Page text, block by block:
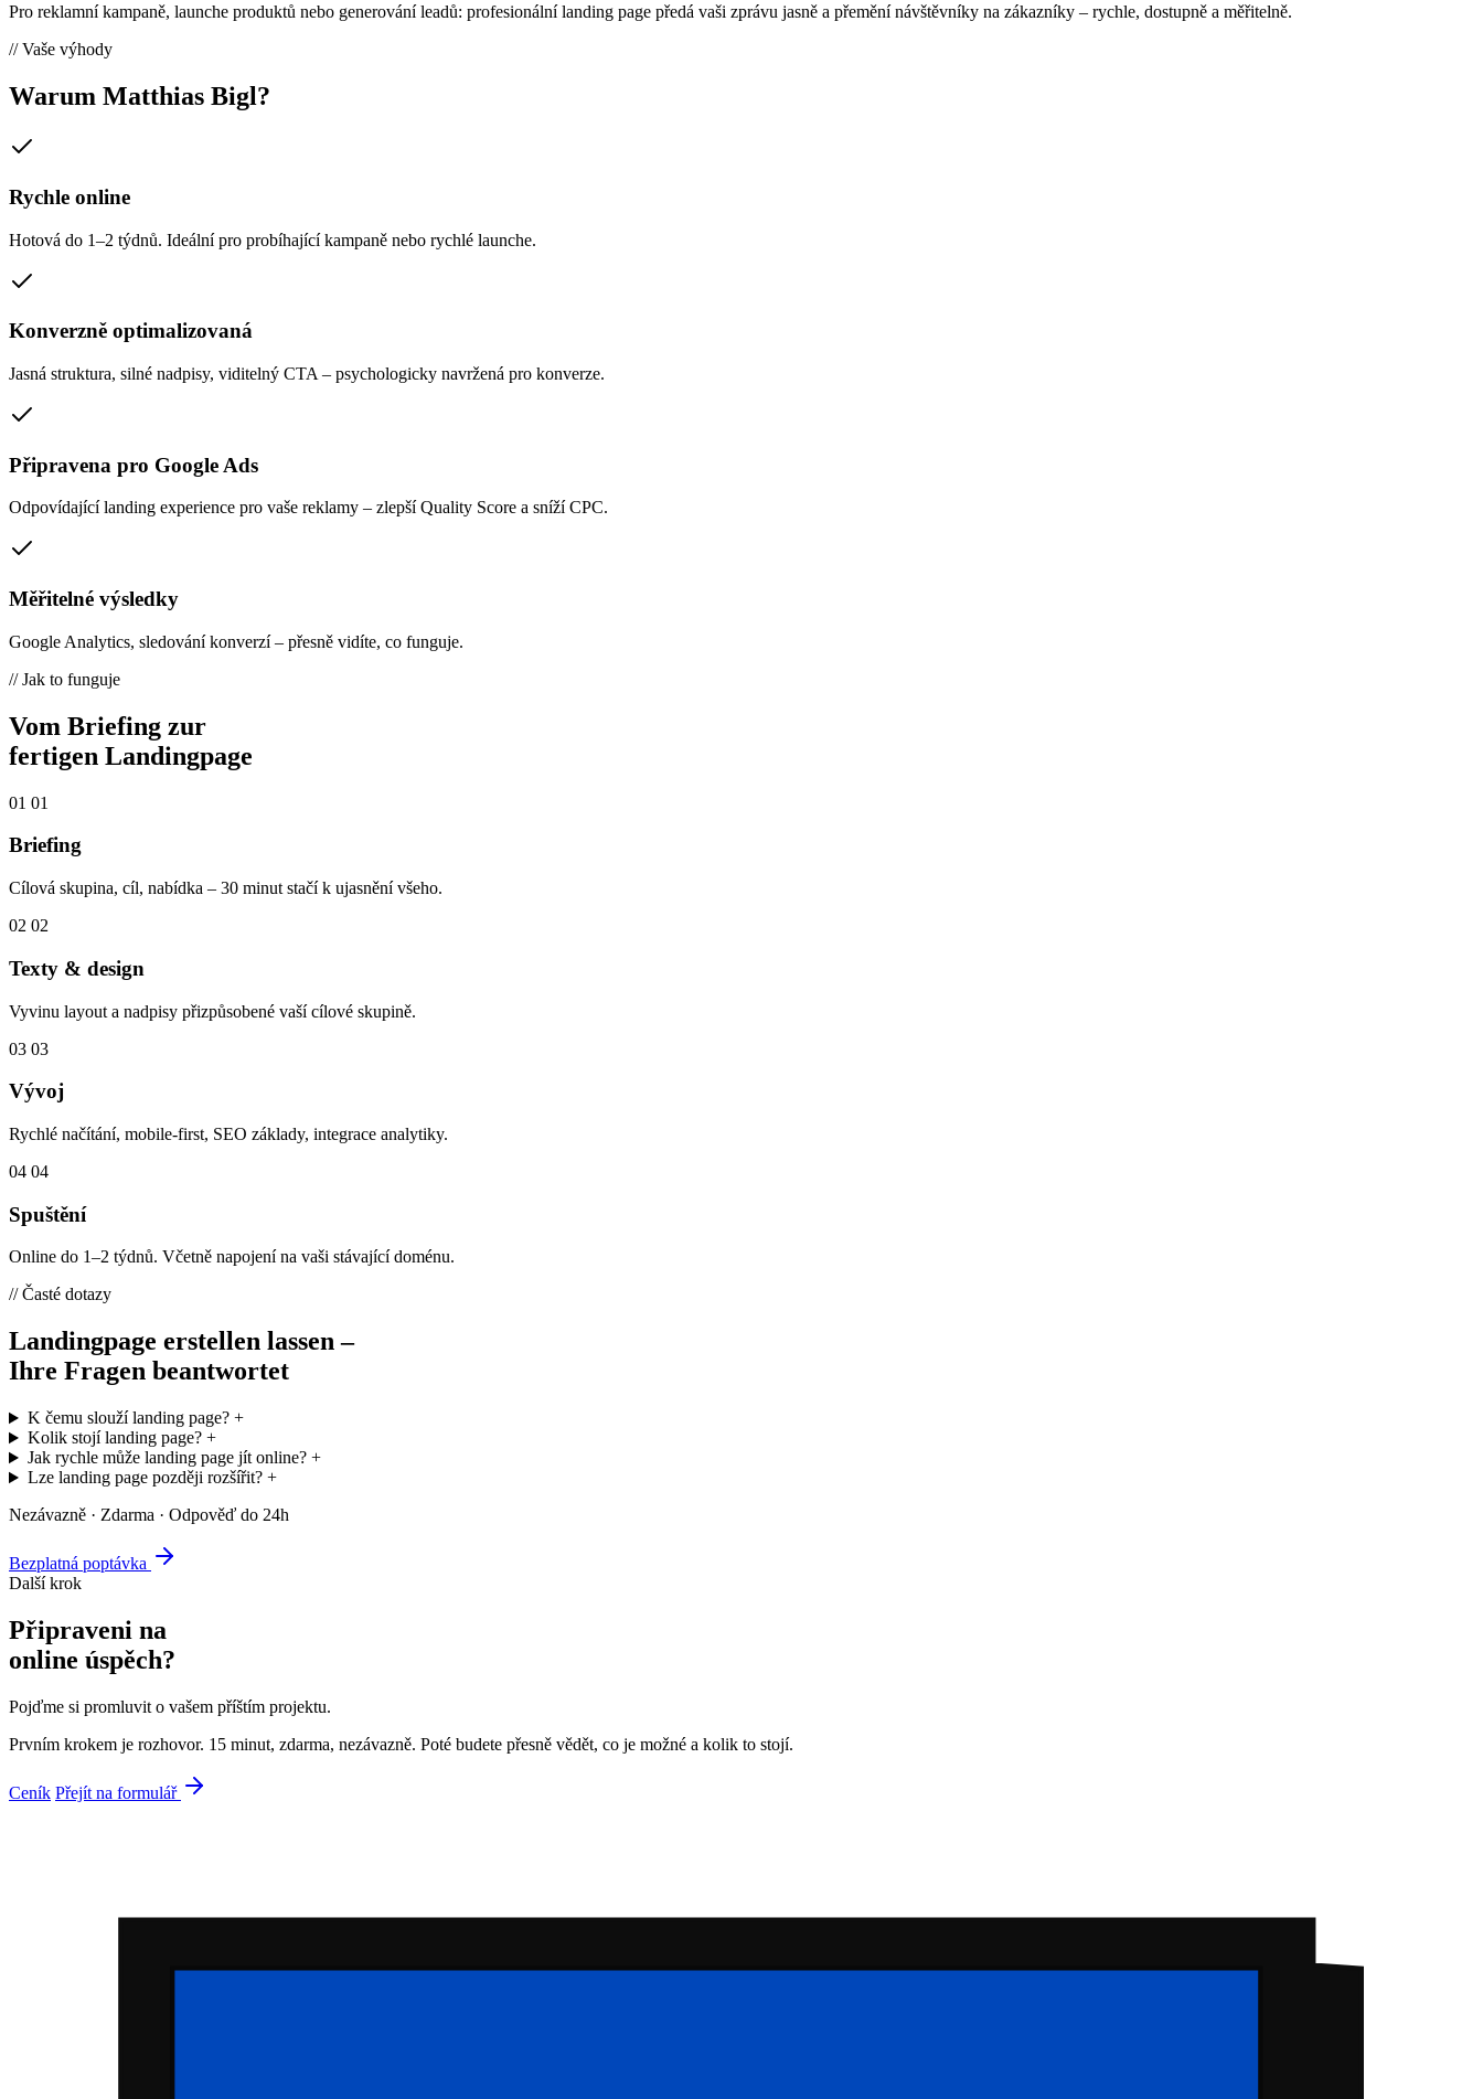
Pro reklamní kampaně, launche produktů nebo generování leadů: profesionální landing page předá vaši zprávu jasně a přemění návštěvníky na zákazníky – rychle, dostupně a měřitelně.
// Vaše výhody
Warum Matthias Bigl?
Rychle online
Hotová do 1–2 týdnů. Ideální pro probíhající kampaně nebo rychlé launche.
Konverzně optimalizovaná
Jasná struktura, silné nadpisy, viditelný CTA – psychologicky navržená pro konverze.
Připravena pro Google Ads
Odpovídající landing experience pro vaše reklamy – zlepší Quality Score a sníží CPC.
Měřitelné výsledky
Google Analytics, sledování konverzí – přesně vidíte, co funguje.
// Jak to funguje
Vom Briefing zur
fertigen Landingpage
01 01
Briefing
Cílová skupina, cíl, nabídka – 30 minut stačí k ujasnění všeho.
02 02
Texty & design
Vyvinu layout a nadpisy přizpůsobené vaší cílové skupině.
03 03
Vývoj
Rychlé načítání, mobile-first, SEO základy, integrace analytiky.
04 04
Spuštění
Online do 1–2 týdnů. Včetně napojení na vaši stávající doménu.
// Časté dotazy
Landingpage erstellen lassen –
Ihre Fragen beantwortet
K čemu slouží landing page? +
Kolik stojí landing page? +
Jak rychle může landing page jít online? +
Lze landing page později rozšířit? +
Nezávazně · Zdarma · Odpověď do 24h
Bezplatná poptávka
Další krok
Připraveni na
online úspěch?
Pojďme si promluvit o vašem příštím projektu.
Prvním krokem je rozhovor. 15 minut, zdarma, nezávazně. Poté budete přesně vědět, co je možné a kolik to stojí.
Ceník Přejít na formulář